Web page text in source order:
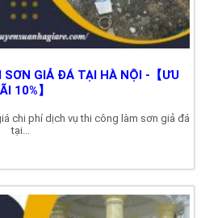
SƠN GIẢ ĐÁ TẠI HÀ NỘI -【ƯU
10%】
chi phí dịch vụ thi công làm sơn giả đá
tại...